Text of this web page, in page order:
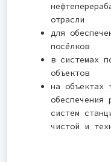
отрасли
для
посёлков
в системах
объектов
на объектах
обеспечения
систем
чистой и